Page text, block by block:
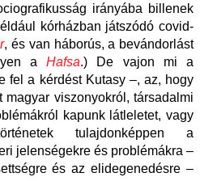
irányába billenek
kórházban játszódó covid-
, és van háborús, a bevándorlást
aHafsa.) De vajon mi a
fel a kérdést Kutasy –, az, hogy
magyar viszonyokról, társadalmi
kapunk látleletet, vagy
tulajdonképpen a
jelenségekre és problémákra –
és az elidegenedésre –